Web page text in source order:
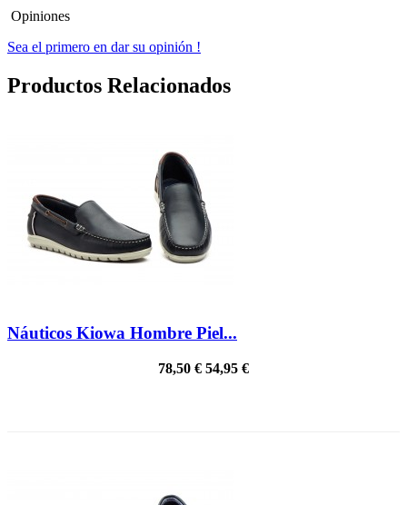
Opiniones
Sea el primero en dar su opinión !
Productos Relacionados
Náuticos Kiowa Hombre Piel...
78,50 € 54,95 €